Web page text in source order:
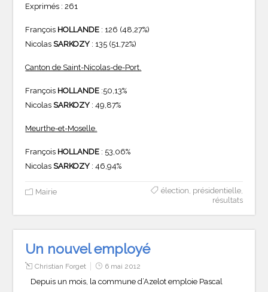
Exprimés : 261
François HOLLANDE : 126 (48,27%)
NicolasSARKOZY : 135 (51,72%)
Canton de Saint-Nicolas-de-Port.
François HOLLANDE :50,13%
NicolasSARKOZY : 49,87%
Meurthe-et-Moselle.
François HOLLANDE : 53,06%
NicolasSARKOZY : 46,94%
Mairie élection présidentielle,
résultats
Un nouvel employé
Christian Forget 6 mai 2012
Depuis un mois, la commune d’Azelot emploie Pascal